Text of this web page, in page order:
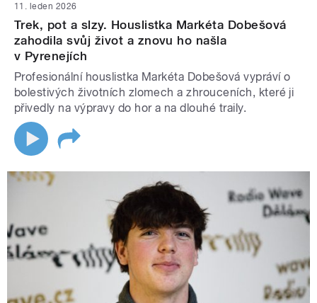
11. leden 2026
Trek, pot a slzy. Houslistka Markéta Dobešová
zahodila svůj život a znovu ho našla
v Pyrenejích
Profesionální houslistka Markéta Dobešová vypráví o
bolestivých životních zlomech a zhrouceních, které ji
přivedly na výpravy do hor a na dlouhé traily.